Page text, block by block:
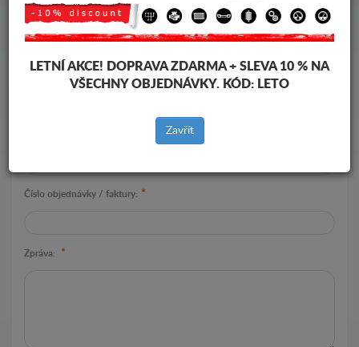
FORMULÁŘ PRO VRÁCENÍ ZBOŽÍ
Číslo objednávky / faktury: *
Zpráva: *
LETNÍ AKCE! DOPRAVA ZDARMA + SLEVA 10 % NA
VŠECHNY OBJEDNÁVKY. KÓD: LETO
Zavřít